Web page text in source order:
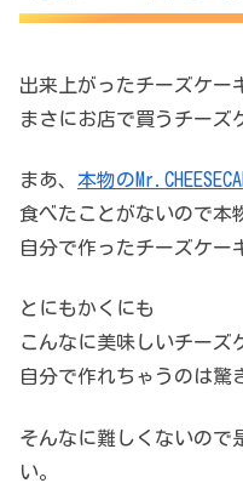
出来上がったチーズケー
まさにお店で買うチーズ
まあ、 本物の
食べたことがないので本
自分で作ったチーズケー
とにもかくにも
こんなに美味しいチーズ
自分で作れちゃうのは驚
そんなに難しくないので
い。